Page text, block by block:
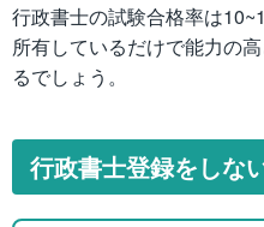
行政書士の試験合格率は
所有しているだけで能力の
るでしょう。
行政書士登録をしな